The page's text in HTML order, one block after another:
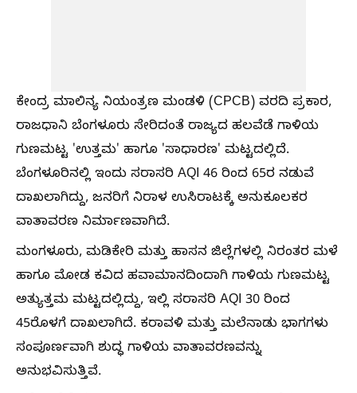
ಕೇಂದ್ರ ಮಾಲಿನ್ಯ ನಿಯಂತ್ರಣ ಮಂಡಳಿ (CPCB) ವರದಿ ಪ್ರಕಾರ,
ರಾಜಧಾನಿ ಬೆಂಗಳೂರು ಸೇರಿದಂತೆ ರಾಜ್ಯದ ಹಲವೆಡೆ ಗಾಳಿಯ
ಗುಣಮಟ್ಟ 'ಉತ್ತಮ' ಹಾಗೂ 'ಸಾಧಾರಣ' ಮಟ್ಟದಲ್ಲಿದೆ.
ಬೆಂಗಳೂರಿನಲ್ಲಿ ಇಂದು ಸರಾಸರಿ AQI 46 ರಿಂದ 65ರ ನಡುವೆ
ದಾಖಲಾಗಿದ್ದು, ಜನರಿಗೆ ನಿರಾಳ ಉಸಿರಾಟಕ್ಕೆ ಅನುಕೂಲಕರ
ವಾತಾವರಣ ನಿರ್ಮಾಣವಾಗಿದೆ.
ಮಂಗಳೂರು, ಮಡಿಕೇರಿ ಮತ್ತು ಹಾಸನ ಜಿಲ್ಲೆಗಳಲ್ಲಿ ನಿರಂತರ ಮಳೆ
ಹಾಗೂ ಮೋಡ ಕವಿದ ಹವಾಮಾನದಿಂದಾಗಿ ಗಾಳಿಯ ಗುಣಮಟ್ಟ
ಅತ್ಯುತ್ತಮ ಮಟ್ಟದಲ್ಲಿದ್ದು, ಇಲ್ಲಿ ಸರಾಸರಿ AQI 30 ರಿಂದ
45ರೊಳಗೆ ದಾಖಲಾಗಿದೆ. ಕರಾವಳಿ ಮತ್ತು ಮಲೆನಾಡು ಭಾಗಗಳು
ಸಂಪೂರ್ಣವಾಗಿ ಶುದ್ಧ ಗಾಳಿಯ ವಾತಾವರಣವನ್ನು
ಅನುಭವಿಸುತ್ತಿವೆ.